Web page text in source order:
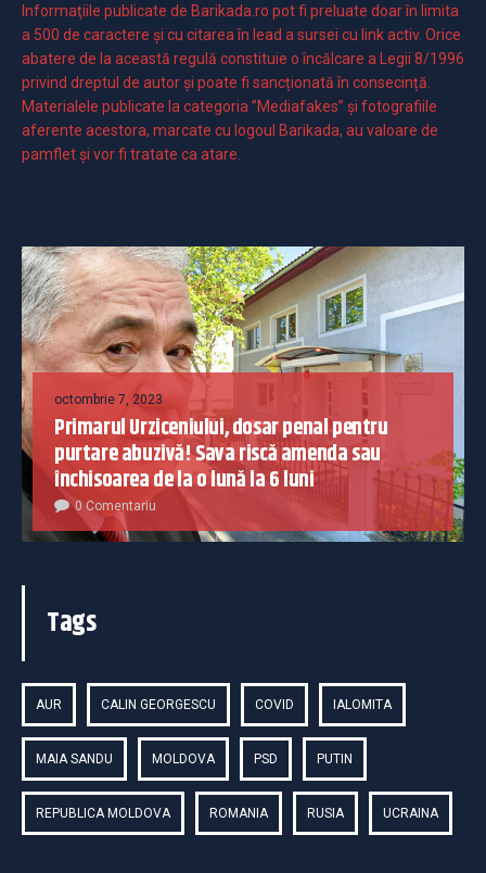
Informaţiile publicate de Barikada.ro pot fi preluate doar în limita
a 500 de caractere şi cu citarea în lead a sursei cu link activ. Orice
abatere de la această regulă constituie o încălcare a Legii 8/1996
privind dreptul de autor și poate fi sancționată în consecință.
Materialele publicate la categoria ”Mediafakes” și fotografiile
aferente acestora, marcate cu logoul Barikada, au valoare de
pamflet și vor fi tratate ca atare.
octombrie 7, 2023
Primarul Urziceniului, dosar penal pentru
purtare abuzivă! Sava riscă amenda sau
închisoarea de la o lună la 6 luni
0 Comentariu
Tags
AUR CALIN GEORGESCU COVID IALOMITA
MAIA SANDU MOLDOVA PSD PUTIN
REPUBLICA MOLDOVA ROMANIA RUSIA UCRAINA